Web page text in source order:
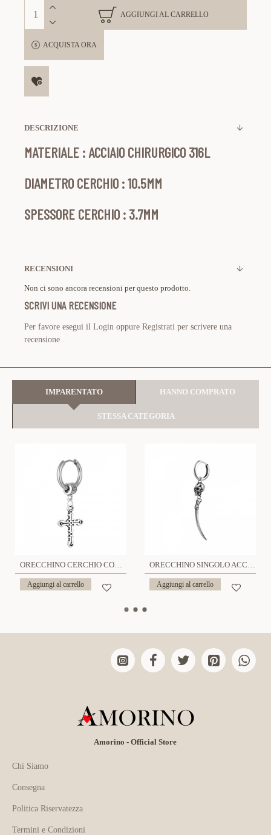
AGGIUNGI AL CARRELLO
ACQUISTA ORA
DESCRIZIONE
MATERIALE : ACCIAIO CHIRURGICO 316L
DIAMETRO CERCHIO : 10.5MM
SPESSORE CERCHIO : 3.7MM
RECENSIONI
Non ci sono ancora recensioni per questo prodotto.
SCRIVI UNA RECENSIONE
Per favore esegui il Login oppure Registrati per scrivere una
recensione
IMPARENTATO HANNO COMPRATO
STESSA CATEGORIA
ORECCHINO CERCHIO CON CROCE - JJ2328E258
Aggiungi al carrello
ORECCHINO SINGOLO ACCIAIO UOMO CON TESCHIO - JJ2328E261
Aggiungi al carrello
Amorino - Official Store
Chi Siamo
Consegna
Politica Riservatezza
Termini e Condizioni